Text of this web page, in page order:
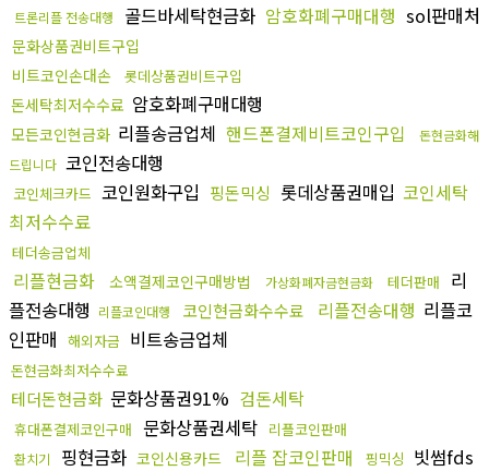
트론리플 전송대행 골드바세탁현금화 암호화폐구매대행 sol판매처
문화상품권비트구입
비트코인손대손
롯데상품권비트구입
돈세탁최저수수료 암호화폐구매대행
모든코인현금화 리플송금업체 핸드폰결제비트코인구입
돈현금화해
드립니다 코인전송대행
코인체크카드 코인원화구입 핑돈믹싱 롯데상품권매입 코인세탁
최저수수료
테더송금업체
리플현금화 소액결제코인구매방법 가상화폐자금현금화 테더판매
리
플전송대행 리플코인대행 코인현금화수수료 리플전송대행 리플코
인판매 해외자금 비트송금업체
돈현금화최저수수료
테더돈현금화 문화상품권91% 검돈세탁
휴대폰결제코인구매 문화상품권세탁 리플코인판매
환치기 핑현금화 코인신용카드 리플 잡코인판매 핑믹싱 빗썸fds